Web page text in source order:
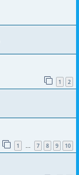
1 2
1 … 7 8 9 10